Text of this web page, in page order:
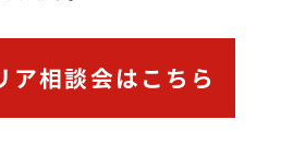
ア相談会はこちら